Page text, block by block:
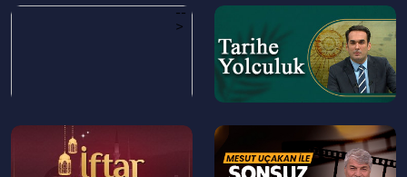
--
>
--
>
--
--
>